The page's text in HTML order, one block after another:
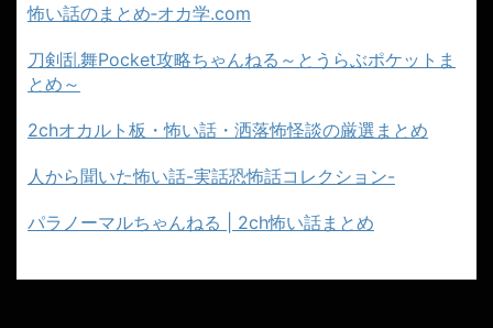
怖い話のまとめ‐オカ学.com
刀剣乱舞Pocket攻略ちゃんねる～とうらぶポケットま
とめ～
2chオカルト板・怖い話・洒落怖怪談の厳選まとめ
人から聞いた怖い話-実話恐怖話コレクション-
パラノーマルちゃんねる | 2ch怖い話まとめ